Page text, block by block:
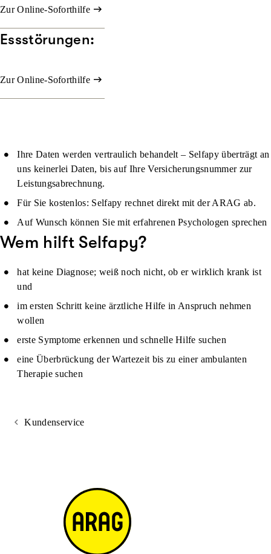
Zur Online-Soforthilfe
Essstörungen:
Zur Online-Soforthilfe
Ihre Daten werden vertraulich behandelt – Selfapy überträgt an
uns keinerlei Daten, bis auf Ihre Versicherungsnummer zur
Leistungsabrechnung.
Für Sie kostenlos: Selfapy rechnet direkt mit der ARAG ab.
Auf Wunsch können Sie mit erfahrenen Psychologen sprechen
Wem hilft Selfapy?
hat keine Diagnose; weiß noch nicht, ob er wirklich krank ist
und
im ersten Schritt keine ärztliche Hilfe in Anspruch nehmen
wollen
erste Symptome erkennen und schnelle Hilfe suchen
eine Überbrückung der Wartezeit bis zu einer ambulanten
Therapie suchen
Kundenservice